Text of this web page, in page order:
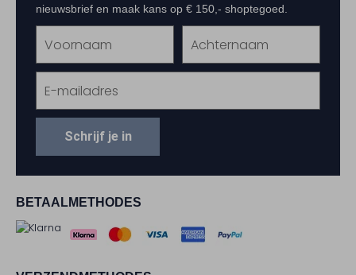
BETAALMETHODES
nieuwsbrief en maak kans op € 150,- shoptegoed.
Schrijf je in